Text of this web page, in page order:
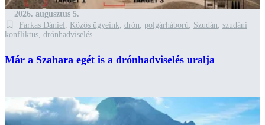
2026. augusztus 5.
Farkas Dániel
Közös ügyeink drón polgárháború Szudán szudáni
konfliktus drónhadviselés
Már a Szahara egét is a drónhadviselés uralja